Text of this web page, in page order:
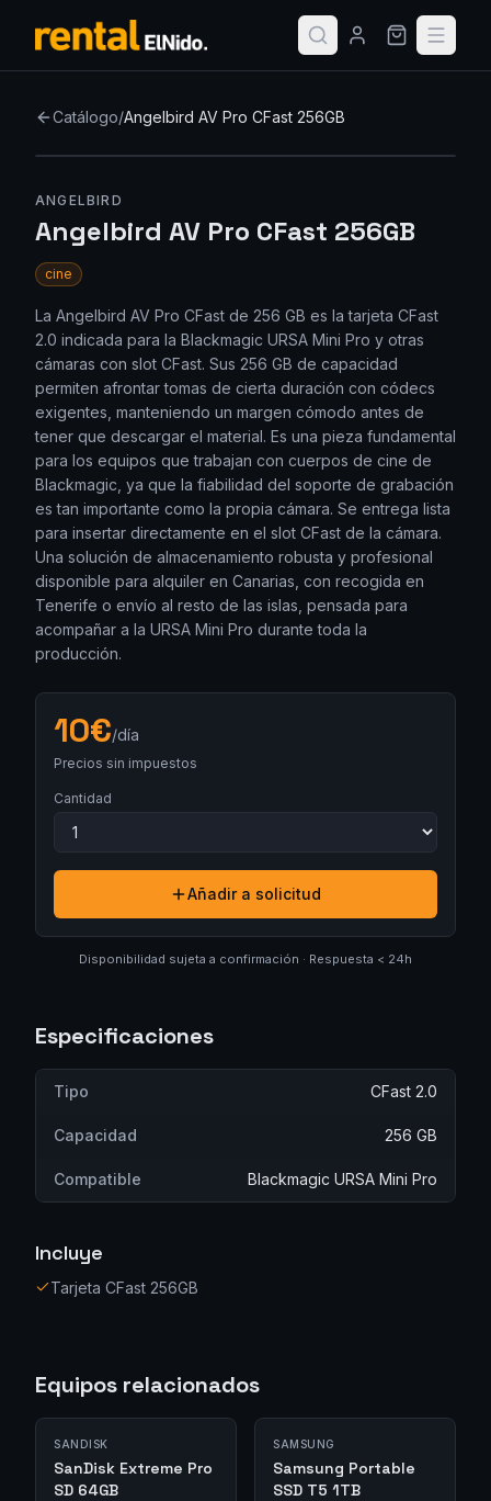
Catálogo/Angelbird AV Pro CFast 256GB
ANGELBIRD
Angelbird AV Pro CFast 256GB
cine
La Angelbird AV Pro CFast de 256 GB es la tarjeta CFast
2.0 indicada para la Blackmagic URSA Mini Pro y otras
cámaras con slot CFast. Sus 256 GB de capacidad
permiten afrontar tomas de cierta duración con códecs
exigentes, manteniendo un margen cómodo antes de
tener que descargar el material. Es una pieza fundamental
para los equipos que trabajan con cuerpos de cine de
Blackmagic, ya que la fiabilidad del soporte de grabación
es tan importante como la propia cámara. Se entrega lista
para insertar directamente en el slot CFast de la cámara.
Una solución de almacenamiento robusta y profesional
disponible para alquiler en Canarias, con recogida en
Tenerife o envío al resto de las islas, pensada para
acompañar a la URSA Mini Pro durante toda la
producción.
10€/día
Precios sin impuestos
Cantidad
Añadir a solicitud
Disponibilidad sujeta a confirmación · Respuesta < 24h
Especificaciones
Tipo CFast 2.0
Capacidad 256 GB
Compatible Blackmagic URSA Mini Pro
Incluye
Tarjeta CFast 256GB
Equipos relacionados
SANDISK
SanDisk Extreme Pro
SD 64GB
SAMSUNG
Samsung Portable
SSD T5 1TB